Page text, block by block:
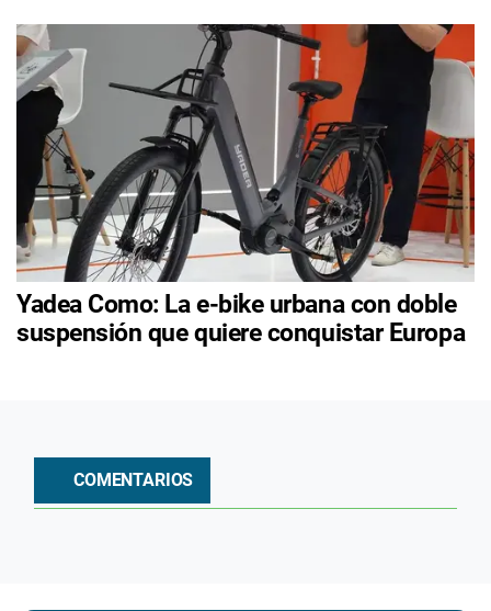
Yadea Como: La e-bike urbana con doble
suspensión que quiere conquistar Europa
COMENTARIOS